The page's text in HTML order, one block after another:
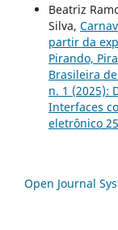
Beatriz
Silva,
partir da
Pirando,
Brasileira de
n. 1 (2025):
Interfaces
eletrônico
Open Journal